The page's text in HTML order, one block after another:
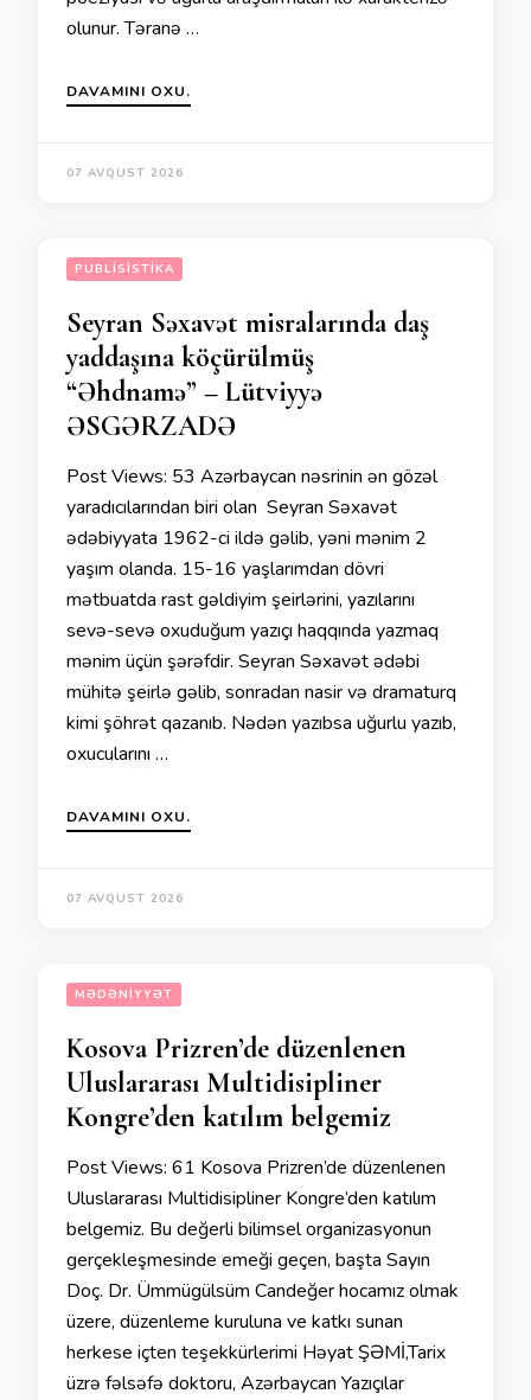
olunur. Təranə …
DAVAMINI OXU.
07 AVQUST 2026
PUBLISISTIKA
Seyran Səxavət misralarında daş
yaddaşına köçürülmüş
“Əhdnamə” – Lütviyyə
ƏSGƏRZADƏ
Post Views: 53 Azərbaycan nəsrinin ən gözəl
yaradıcılarından biri olan Seyran Səxavət
ədəbiyyata 1962-ci ildə gəlib, yəni mənim 2
yaşım olanda. 15-16 yaşlarımdan dövri
mətbuatda rast gəldiyim şeirlərini, yazılarını
sevə-sevə oxuduğum yazıçı haqqında yazmaq
mənim üçün şərəfdir. Seyran Səxavət ədəbi
mühitə şeirlə gəlib, sonradan nasir və dramaturq
kimi şöhrət qazanıb. Nədən yazıbsa uğurlu yazıb,
oxucularını …
DAVAMINI OXU.
07 AVQUST 2026
MƏDƏNIYYƏT
Kosova Prizren’de düzenlenen
Uluslararası Multidisipliner
Kongre’den katılım belgemiz
Post Views: 61 Kosova Prizren’de düzenlenen
Uluslararası Multidisipliner Kongre’den katılım
belgemiz. Bu değerli bilimsel organizasyonun
gerçekleşmesinde emeği geçen, başta Sayın
Doç. Dr. Ümmügülsüm Candeğer hocamız olmak
üzere, düzenleme kuruluna ve katkı sunan
herkese içten teşekkürlerimi Həyat ŞƏMİ,Tarix
üzrə fəlsəfə doktoru, Azərbaycan Yazıçılar